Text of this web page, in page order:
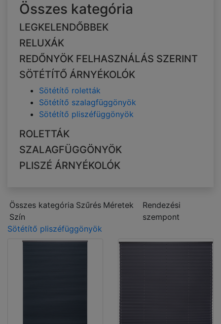
Összes kategória
LEGKELENDŐBBEK
RELUXÁK
REDŐNYÖK FELHASZNÁLÁS SZERINT
SÖTÉTÍTŐ ÁRNYÉKOLÓK
Sötétítő roletták
Sötétítő szalagfüggönyök
Sötétítő pliszéfüggönyök
ROLETTÁK
SZALAGFÜGGÖNYÖK
PLISZÉ ÁRNYÉKOLÓK
Összes kategória Szűrés Méretek
Szín
Rendezési
szempont
Sötétítő pliszéfüggönyök